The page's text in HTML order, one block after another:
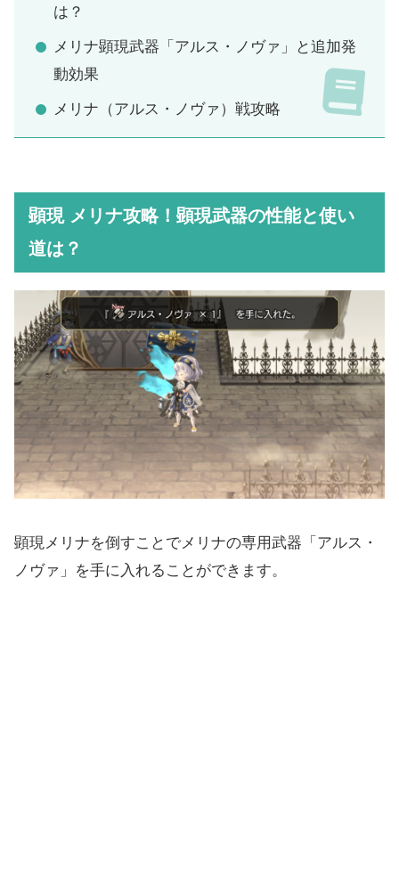
は？
メリナ顕現武器「アルス・ノヴァ」と追加発
動効果
メリナ（アルス・ノヴァ）戦攻略
顕現 メリナ攻略！顕現武器の性能と使い
道は？
顕現メリナを倒すことでメリナの専用武器「アルス・
ノヴァ」を手に入れることができます。